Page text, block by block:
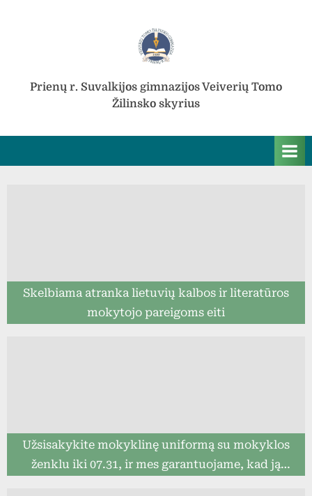
Prienų r. Suvalkijos gimnazijos Veiverių Tomo
Žilinsko skyrius
Skelbiama atranka lietuvių kalbos ir literatūros
mokytojo pareigoms eiti
Užsisakykite mokyklinę uniformą su mokyklos
ženklu iki 07.31, ir mes garantuojame, kad ją